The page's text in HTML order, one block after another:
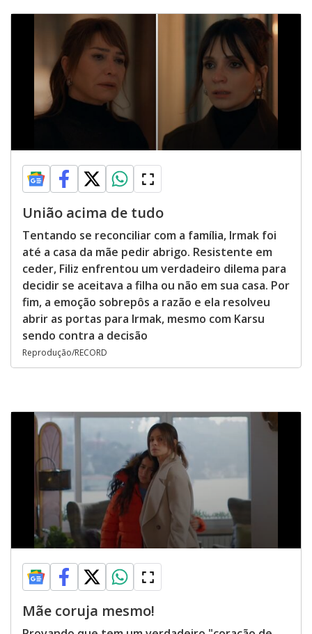
União acima de tudo
Tentando se reconciliar com a família, Irmak foi
até a casa da mãe pedir abrigo. Resistente em
ceder, Filiz enfrentou um verdadeiro dilema para
decidir se aceitava a filha ou não em sua casa. Por
fim, a emoção sobrepôs a razão e ela resolveu
abrir as portas para Irmak, mesmo com Karsu
sendo contra a decisão
Reprodução/RECORD
Mãe coruja mesmo!